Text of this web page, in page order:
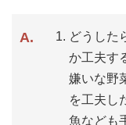
どうした
か工夫す
嫌いな野
を工夫し
魚なども